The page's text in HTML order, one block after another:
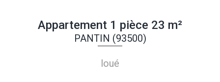
Appartement 1 pièce 23 m²
PANTIN (93500)
loué